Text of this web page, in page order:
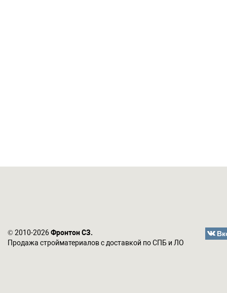
© 2010-2026Фронтон СЗ.
Продажа стройматериалов с доставкой по СПБ и ЛО